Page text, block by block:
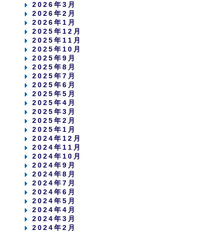
2026年3月
2026年2月
2026年1月
2025年12月
2025年11月
2025年10月
2025年9月
2025年8月
2025年7月
2025年6月
2025年5月
2025年4月
2025年3月
2025年2月
2025年1月
2024年12月
2024年11月
2024年10月
2024年9月
2024年8月
2024年7月
2024年6月
2024年5月
2024年4月
2024年3月
2024年2月